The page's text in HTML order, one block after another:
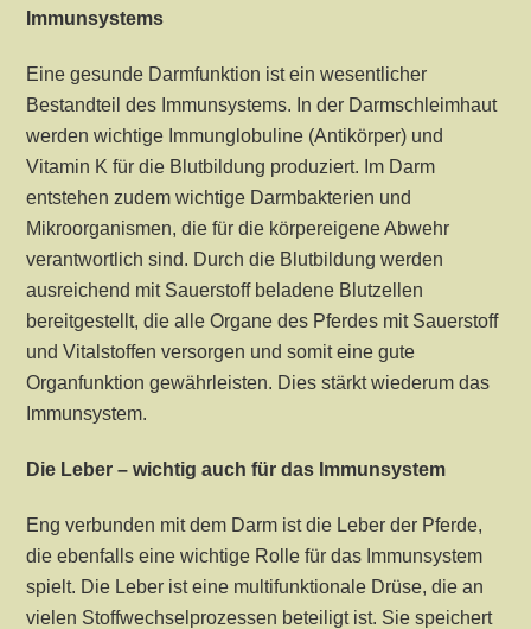
Immunsystems
Eine gesunde Darmfunktion ist ein wesentlicher
Bestandteil des Immunsystems. In der Darmschleimhaut
werden wichtige Immunglobuline (Antikörper) und
Vitamin K für die Blutbildung produziert. Im Darm
entstehen zudem wichtige Darmbakterien und
Mikroorganismen, die für die körpereigene Abwehr
verantwortlich sind. Durch die Blutbildung werden
ausreichend mit Sauerstoff beladene Blutzellen
bereitgestellt, die alle Organe des Pferdes mit Sauerstoff
und Vitalstoffen versorgen und somit eine gute
Organfunktion gewährleisten. Dies stärkt wiederum das
Immunsystem.
Die Leber – wichtig auch für das Immunsystem
Eng verbunden mit dem Darm ist die Leber der Pferde,
die ebenfalls eine wichtige Rolle für das Immunsystem
spielt. Die Leber ist eine multifunktionale Drüse, die an
vielen Stoffwechselprozessen beteiligt ist. Sie speichert